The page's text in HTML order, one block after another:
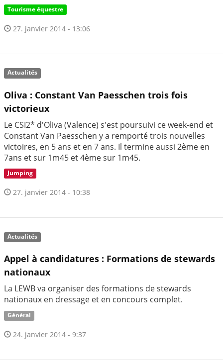
Tourisme équestre
27. janvier 2014 - 13:06
Actualités
Oliva : Constant Van Paesschen trois fois
victorieux
Le CSI2* d'Oliva (Valence) s'est poursuivi ce week-end et
Constant Van Paesschen y a remporté trois nouvelles
victoires, en 5 ans et en 7 ans. Il termine aussi 2ème en
7ans et sur 1m45 et 4ème sur 1m45.
Jumping
27. janvier 2014 - 10:38
Actualités
Appel à candidatures : Formations de stewards
nationaux
La LEWB va organiser des formations de stewards
nationaux en dressage et en concours complet.
Général
24. janvier 2014 - 9:37